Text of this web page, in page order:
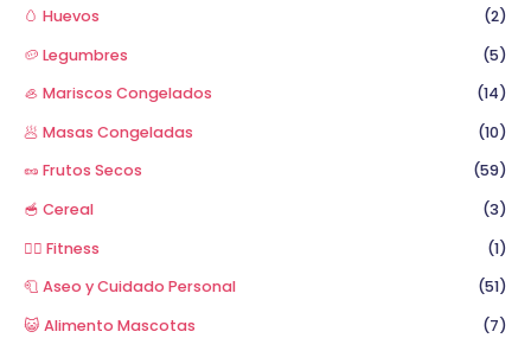
🥚 Huevos
(2)
🥔 Legumbres
(5)
🦪 Mariscos Congelados
(14)
🥟 Masas Congeladas
(10)
🥜 Frutos Secos
(59)
🥣 Cereal
(3)
🏋️‍♂️ Fitness
(1)
🧻 Aseo y Cuidado Personal
(51)
😺 Alimento Mascotas
(7)